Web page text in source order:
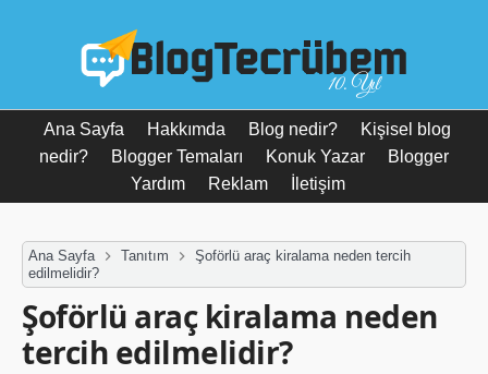
10. Yıl
Ana Sayfa Hakkımda Blog nedir?
Kişisel blog
nedir?
Blogger Temaları Konuk Yazar
Blogger
Yardım
Reklam İletişim
Ana Sayfa Tanıtım
Şoförlü araç kiralama neden tercih
edilmelidir?
Şoförlü araç kiralama neden
tercih edilmelidir?